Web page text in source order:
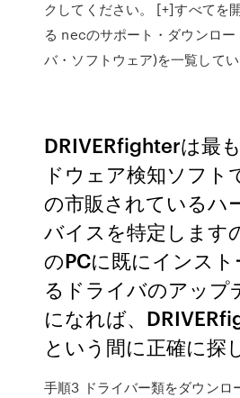
クしてください。 [+]すべてを
る necのサポート・ダウンロー
バ・ソフトウェア)を一覧してい
DRIVERfighterは最
ドウェア検知ソフト
の市販されているハ
バイスを特定します
のPCに既にインス
るドライバのアップ
になれば、
という間に正確に探
手順3 ドライバー類をダウンロ